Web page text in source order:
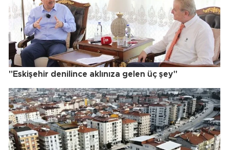
"Eskişehir denilince aklınıza gelen üç şey"